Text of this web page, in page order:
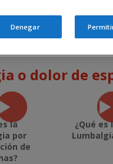
o dolor de
la
por
de
¿Qué es
Denegar